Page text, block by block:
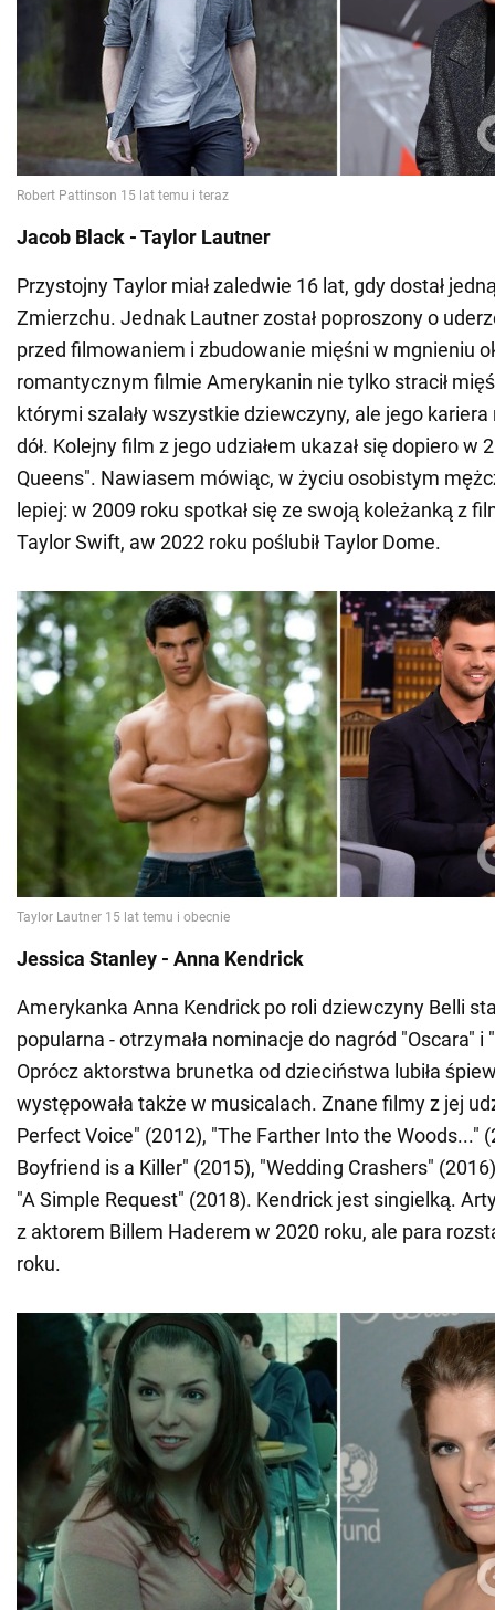
Jacob Black - Taylor Lautner
Przystojny Taylor miał zaledwie 16 lat, gdy dostał
Zmierzchu. Jednak Lautner został poproszony o
przed filmowaniem i zbudowanie mięśni w mgnieniu
romantycznym filmie Amerykanin nie tylko stracił
którymi szalały wszystkie dziewczyny, ale jego kariera
dół. Kolejny film z jego udziałem ukazał się dopiero w
Queens". Nawiasem mówiąc, w życiu osobistym
lepiej: w 2009 roku spotkał się ze swoją koleżanką z
Taylor Swift, aw 2022 roku poślubił Taylor Dome.
Jessica Stanley - Anna Kendrick
Amerykanka Anna Kendrick po roli dziewczyny Belli
popularna - otrzymała nominacje do nagród "Oscara" i
Oprócz aktorstwa brunetka od dzieciństwa lubiła
występowała także w musicalach. Znane filmy z jej
Perfect Voice" (2012), "The Farther Into the Woods..."
Boyfriend is a Killer" (2015), "Wedding Crashers"
"A Simple Request" (2018). Kendrick jest singielką.
z aktorem Billem Haderem w 2020 roku, ale para
roku.